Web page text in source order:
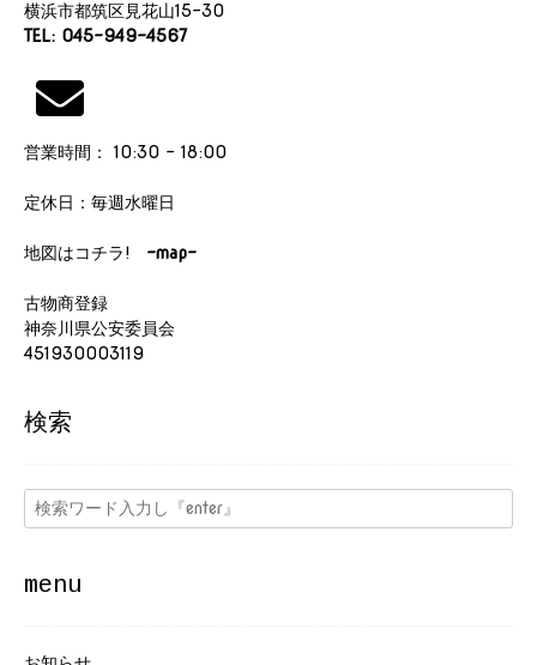
横浜市都筑区見花山15-30
TEL: 045-949-4567
営業時間： 10:30 - 18:00
定休日：毎週水曜日
地図はコチラ! -map-
古物商登録
神奈川県公安委員会
451930003119
検索
menu